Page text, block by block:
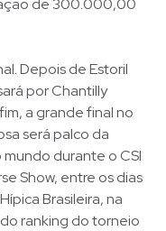
Depois de Estoril
por Chantilly
a grande final no
será palco da
durante o CSI
Show, entre os dias
Brasileira, na
ranking do torneio